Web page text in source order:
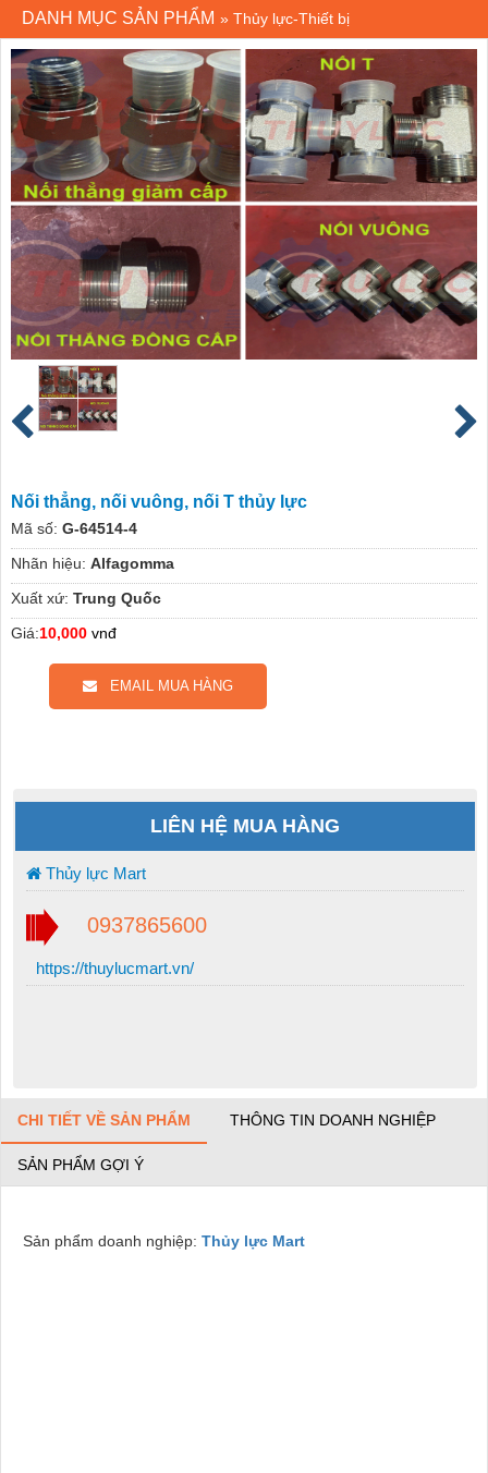
DANH MỤC SẢN PHẨM » Thủy lực-Thiết bị
Nối thẳng, nối vuông, nối T thủy lực
Mã số: G-64514-4
Nhãn hiệu: Alfagomma
Xuất xứ: Trung Quốc
Giá:10,000 vnđ
EMAIL MUA HÀNG
LIÊN HỆ MUA HÀNG
Thủy lực Mart
0937865600
https://thuylucmart.vn/
CHI TIẾT VỀ SẢN PHẨM THÔNG TIN DOANH NGHIỆP
SẢN PHẨM GỢI Ý
Sản phẩm doanh nghiệp: Thủy lực Mart